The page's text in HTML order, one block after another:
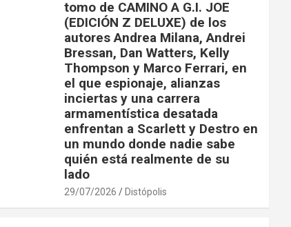
tomo de CAMINO A G.I. JOE
(EDICIÓN Z DELUXE) de los
autores Andrea Milana, Andrei
Bressan, Dan Watters, Kelly
Thompson y Marco Ferrari, en
el que espionaje, alianzas
inciertas y una carrera
armamentística desatada
enfrentan a Scarlett y Destro en
un mundo donde nadie sabe
quién está realmente de su
lado
29/07/2026 Distópolis